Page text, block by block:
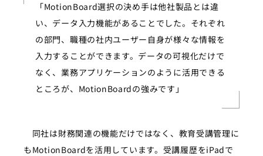
「MotionBoard選択の決め手は他社製品とは違
い、データ入力機能があることでした。それぞれ
の部門、職種の社内ユーザー自身が様々な情報を
入力することができます。データの可視化だけで
なく、業務アプリケーションのように活用できる
ところが、MotionBoardの強みです」
同社は財務関連の機能だけではなく、教育受講管理に
もMotionBoardを活用しています。受講履歴をiPadで